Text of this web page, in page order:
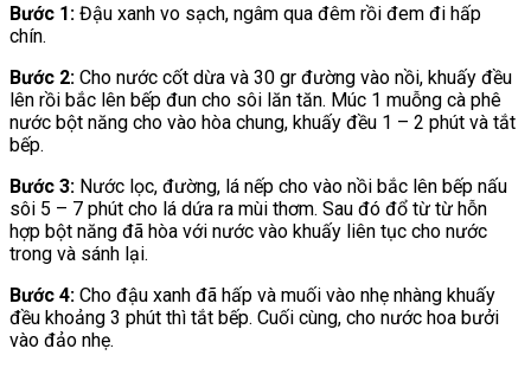
Bước 1: Đậu xanh vo sạch, ngâm qua đêm rồi đem đi hấp
chín.
Bước 2: Cho nước cốt dừa và 30 gr đường vào nồi, khuấy đều
lên rồi bắc lên bếp đun cho sôi lăn tăn. Múc 1 muỗng cà phê
nước bột năng cho vào hòa chung, khuấy đều 1 – 2 phút và tắt
bếp.
Bước 3: Nước lọc, đường, lá nếp cho vào nồi bắc lên bếp nấu
sôi 5 – 7 phút cho lá dứa ra mùi thơm. Sau đó đổ từ từ hỗn
hợp bột năng đã hòa với nước vào khuấy liên tục cho nước
trong và sánh lại.
Bước 4: Cho đậu xanh đã hấp và muối vào nhẹ nhàng khuấy
đều khoảng 3 phút thì tắt bếp. Cuối cùng, cho nước hoa bưởi
vào đảo nhẹ.